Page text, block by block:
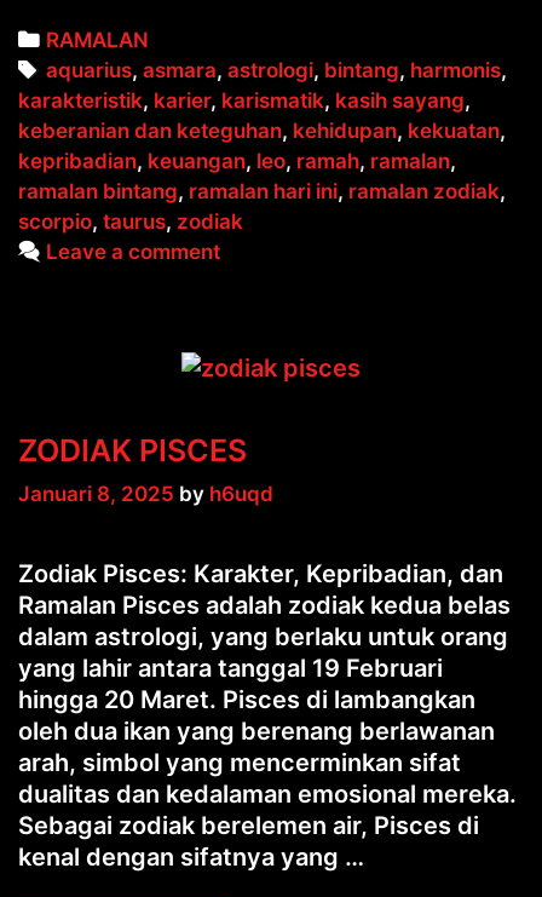
Categories
RAMALAN
Tags
aquarius,asmara,astrologi, bintang, harmonis,
karakteristik, karier, karismatik, kasih sayang,
keberanian dan keteguhan, kehidupan, kekuatan,
kepribadian, keuangan, leo, ramah, ramalan,
ramalan bintang, ramalan hari ini, ramalan zodiak,
scorpio, taurus, zodiak
Leave a comment
ZODIAK PISCES
Januari 8, 2025 by h6uqd
Zodiak Pisces: Karakter, Kepribadian, dan
Ramalan Pisces adalah zodiak kedua belas
dalam astrologi, yang berlaku untuk orang
yang lahir antara tanggal 19 Februari
hingga 20 Maret. Pisces di lambangkan
oleh dua ikan yang berenang berlawanan
arah, simbol yang mencerminkan sifat
dualitas dan kedalaman emosional mereka.
Sebagai zodiak berelemen air, Pisces di
kenal dengan sifatnya yang …